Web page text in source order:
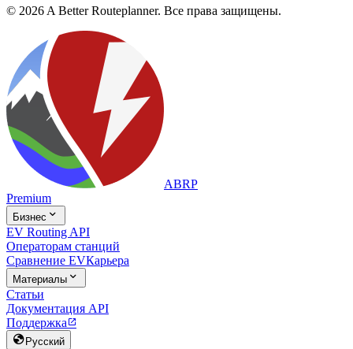
© 2026 A Better Routeplanner. Все права защищены.
ABRP
Premium
Бизнес 
EV Routing API
Операторам станций
Сравнение EVКарьера
Материалы 
Статьи
Документация API
Поддержка
 Русский